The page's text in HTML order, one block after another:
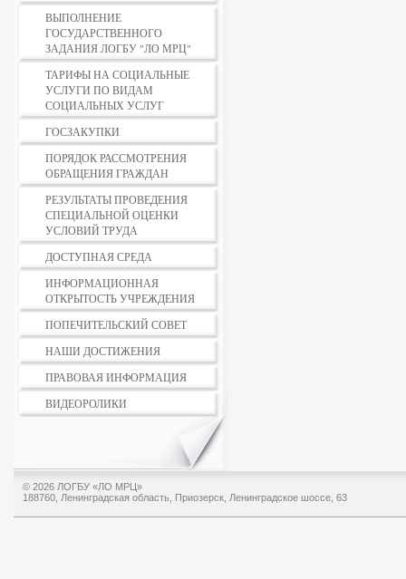
ВЫПОЛНЕНИЕ
ГОСУДАРСТВЕННОГО
ЗАДАНИЯ ЛОГБУ "ЛО МРЦ"
ТАРИФЫ НА СОЦИАЛЬНЫЕ
УСЛУГИ ПО ВИДАМ
СОЦИАЛЬНЫХ УСЛУГ
ГОСЗАКУПКИ
ПОРЯДОК РАССМОТРЕНИЯ
ОБРАЩЕНИЯ ГРАЖДАН
РЕЗУЛЬТАТЫ ПРОВЕДЕНИЯ
СПЕЦИАЛЬНОЙ ОЦЕНКИ
УСЛОВИЙ ТРУДА
ДОСТУПНАЯ СРЕДА
ИНФОРМАЦИОННАЯ
ОТКРЫТОСТЬ УЧРЕЖДЕНИЯ
ПОПЕЧИТЕЛЬСКИЙ СОВЕТ
НАШИ ДОСТИЖЕНИЯ
ПРАВОВАЯ ИНФОРМАЦИЯ
ВИДЕОРОЛИКИ
© 2026 ЛОГБУ «ЛО МРЦ»
188760, Ленинградская область, Приозерск, Ленинградское шоссе, 63